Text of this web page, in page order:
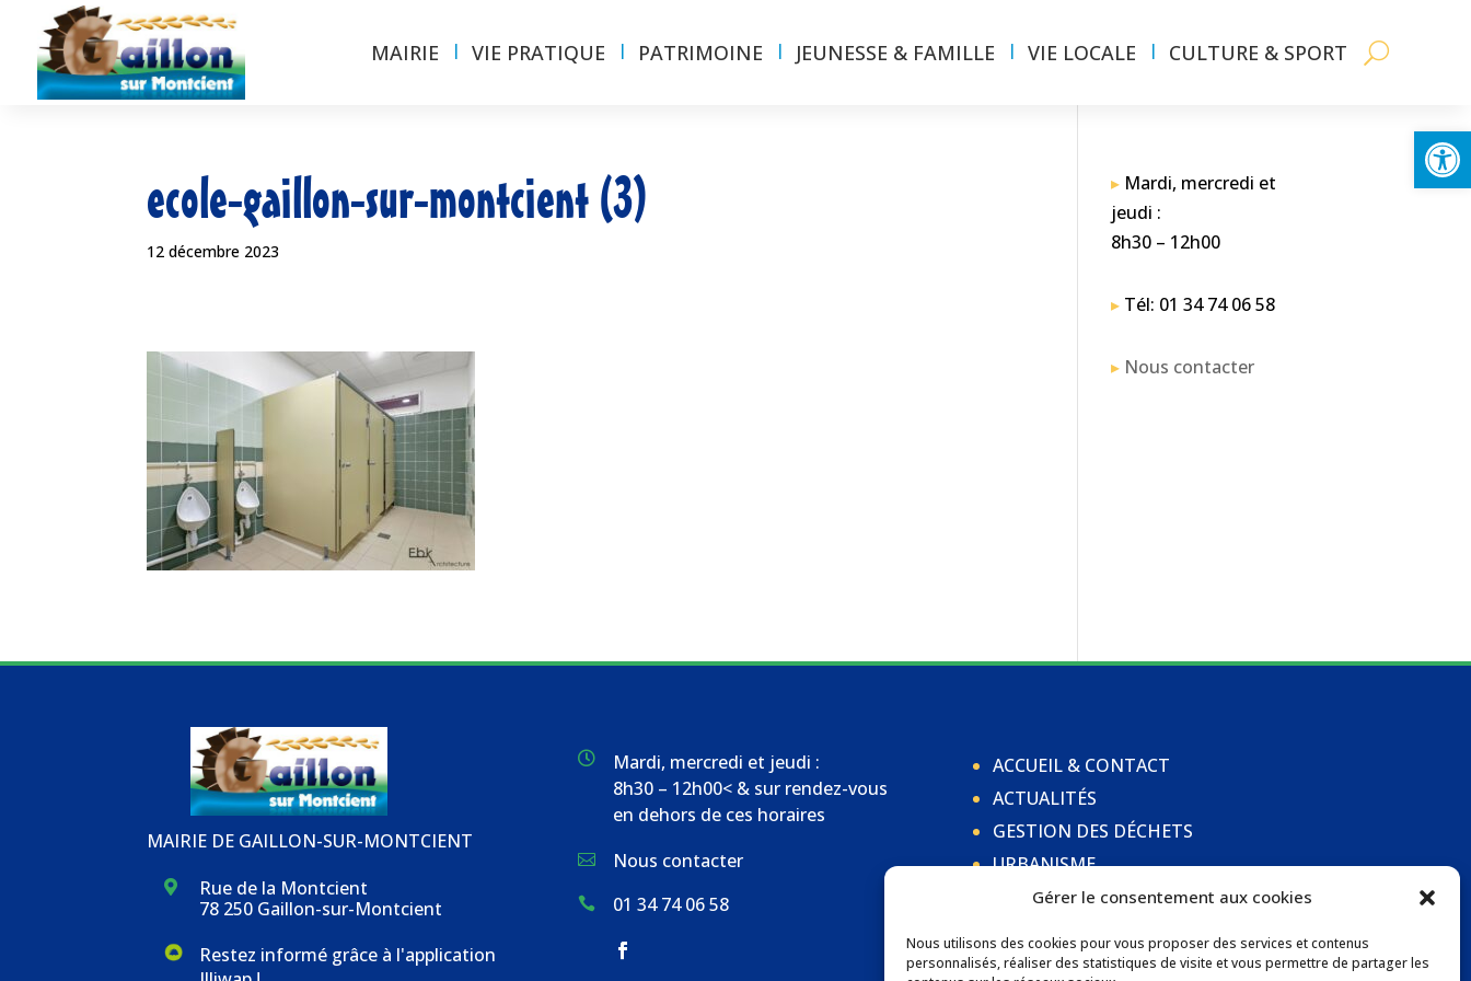
Ouvrir
Gérer le consentement aux cookies
Nous utilisons des cookies pour vous proposer des services et contenus
personnalisés, réaliser des statistiques de visite et vous permettre de partager les
MAIRIE VIE PRATIQUE PATRIMOINE JEUNESSE & FAMILLE VIE LOCALE CULTURE & SPORT
ecole-gaillon-sur-montcient (3)
12 décembre 2023
▸ Mardi, mercredi et
jeudi :
8h30 – 12h00
▸ Tél: 01 34 74 06 58
▸ Nous contacter
MAIRIE DE GAILLON-SUR-MONTCIENT

Rue de la Montcient
78 250 Gaillon-sur-Montcient
Restez informé grâce à l'application

Mardi, mercredi et jeudi :
8h30 – 12h00< & sur rendez-vous
en dehors de ces horaires
 Nous contacter
 01 34 74 06 58
ACCUEIL & CONTACT
ACTUALITÉS
GESTION DES DÉCHETS
URBANISME
COMMUNICATIONS DE LA MAIRIE